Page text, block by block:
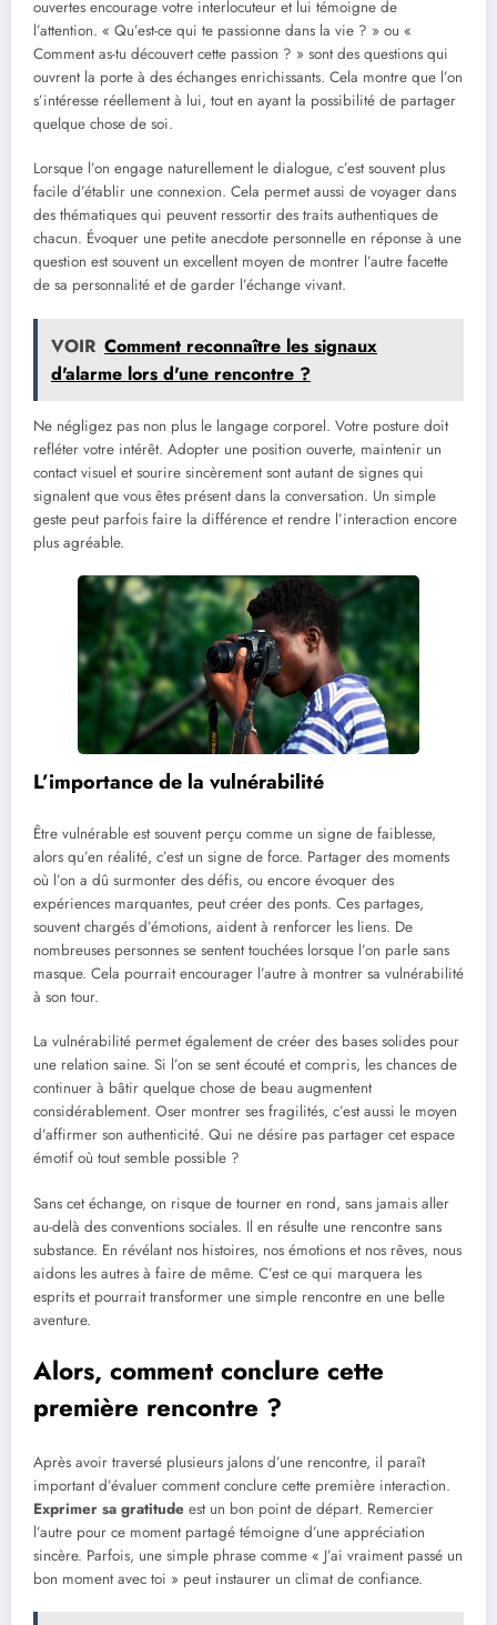
ouvertes encourage votre interlocuteur et lui témoigne de
l’attention. « Qu’est-ce qui te passionne dans la vie ? » ou «
Comment as-tu découvert cette passion ? » sont des questions qui
ouvrent la porte à des échanges enrichissants. Cela montre que l’on
s’intéresse réellement à lui, tout en ayant la possibilité de partager
quelque chose de soi.
Lorsque l’on engage naturellement le dialogue, c’est souvent plus
facile d’établir une connexion. Cela permet aussi de voyager dans
des thématiques qui peuvent ressortir des traits authentiques de
chacun. Évoquer une petite anecdote personnelle en réponse à une
question est souvent un excellent moyen de montrer l’autre facette
de sa personnalité et de garder l’échange vivant.
VOIR Comment reconnaître les signaux
d'alarme lors d'une rencontre ?
Ne négligez pas non plus le langage corporel. Votre posture doit
refléter votre intérêt. Adopter une position ouverte, maintenir un
contact visuel et sourire sincèrement sont autant de signes qui
signalent que vous êtes présent dans la conversation. Un simple
geste peut parfois faire la différence et rendre l’interaction encore
plus agréable.
L’importance de la vulnérabilité
Être vulnérable est souvent perçu comme un signe de faiblesse,
alors qu’en réalité, c’est un signe de force. Partager des moments
où l’on a dû surmonter des défis, ou encore évoquer des
expériences marquantes, peut créer des ponts. Ces partages,
souvent chargés d’émotions, aident à renforcer les liens. De
nombreuses personnes se sentent touchées lorsque l’on parle sans
masque. Cela pourrait encourager l’autre à montrer sa vulnérabilité
à son tour.
La vulnérabilité permet également de créer des bases solides pour
une relation saine. Si l’on se sent écouté et compris, les chances de
continuer à bâtir quelque chose de beau augmentent
considérablement. Oser montrer ses fragilités, c’est aussi le moyen
d’affirmer son authenticité. Qui ne désire pas partager cet espace
émotif où tout semble possible ?
Sans cet échange, on risque de tourner en rond, sans jamais aller
au-delà des conventions sociales. Il en résulte une rencontre sans
substance. En révélant nos histoires, nos émotions et nos rêves, nous
aidons les autres à faire de même. C’est ce qui marquera les
esprits et pourrait transformer une simple rencontre en une belle
aventure.
Alors, comment conclure cette
première rencontre ?
Après avoir traversé plusieurs jalons d’une rencontre, il paraît
important d’évaluer comment conclure cette première interaction.
Exprimer sa gratitude est un bon point de départ. Remercier
l’autre pour ce moment partagé témoigne d’une appréciation
sincère. Parfois, une simple phrase comme « J’ai vraiment passé un
bon moment avec toi » peut instaurer un climat de confiance.